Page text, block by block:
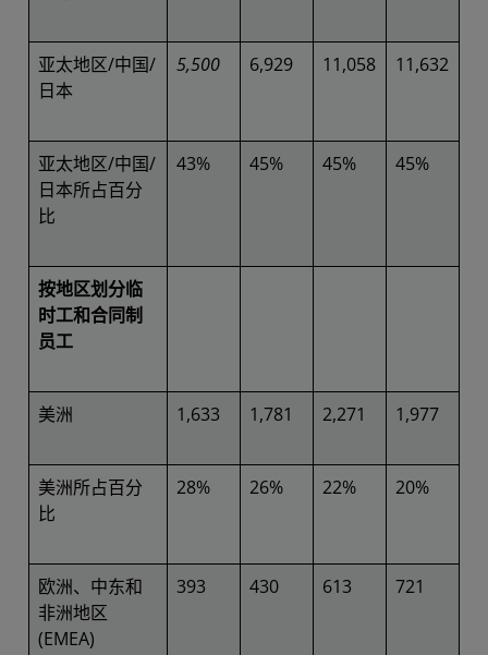
亚太地区/中国/
日本
5,500 6,929 11,058 11,632
亚太地区/中国/
日本所占百分
比
43% 45% 45% 45%
按地区划分临
时工和合同制
员工
美洲 1,633 1,781 2,271 1,977
美洲所占百分
比
28% 26% 22% 20%
欧洲、中东和
非洲地区
(EMEA)
393 430 613 721